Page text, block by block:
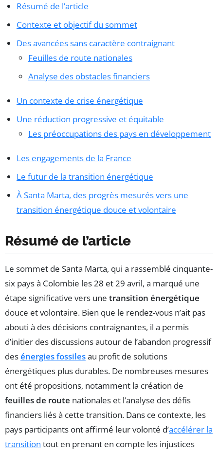
Résumé de l’article
Contexte et objectif du sommet
Des avancées sans caractère contraignant
Feuilles de route nationales
Analyse des obstacles financiers
Un contexte de crise énergétique
Une réduction progressive et équitable
Les préoccupations des pays en développement
Les engagements de la France
Le futur de la transition énergétique
À Santa Marta, des progrès mesurés vers une
transition énergétique douce et volontaire
Résumé de l’article
Le sommet de Santa Marta, qui a rassemblé cinquante-
six pays à Colombie les 28 et 29 avril, a marqué une
étape significative vers une transition énergétique
douce et volontaire. Bien que le rendez-vous n’ait pas
abouti à des décisions contraignantes, il a permis
d’initier des discussions autour de l’abandon progressif
desénergies fossilesau profit de solutions
énergétiques plus durables. De nombreuses mesures
ont été propositions, notamment la création de
feuilles de route nationales et l’analyse des défis
financiers liés à cette transition. Dans ce contexte, les
pays participants ont affirmé leur volonté d’accélérer la
transition tout en prenant en compte les injustices